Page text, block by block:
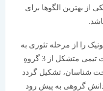
الگوها برای
از مرحله تئوری به
مرحله اجرا برسانیم، می بایست تیمی متشکل از 3 گروهِ
تشکیل گردد
گروهی به پیش رود